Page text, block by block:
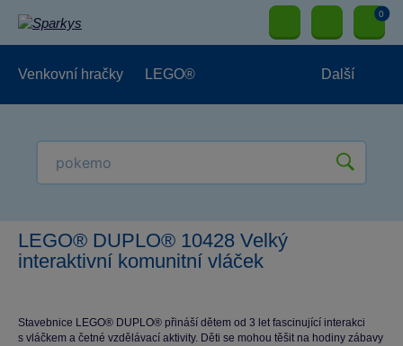
0
Venkovní hračky LEGO® Další
LEGO® DUPLO® 10428 Velký
interaktivní komunitní vláček
Stavebnice LEGO® DUPLO® přináší dětem od 3 let fascinující interakci
s vláčkem a četné vzdělávací aktivity. Děti se mohou těšit na hodiny zábavy